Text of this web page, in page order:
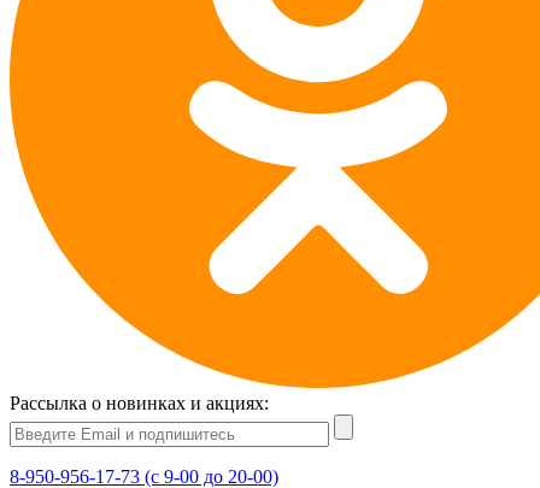
Рассылка о новинках и акциях:
8-950-956-17-73 (с 9-00 до 20-00)